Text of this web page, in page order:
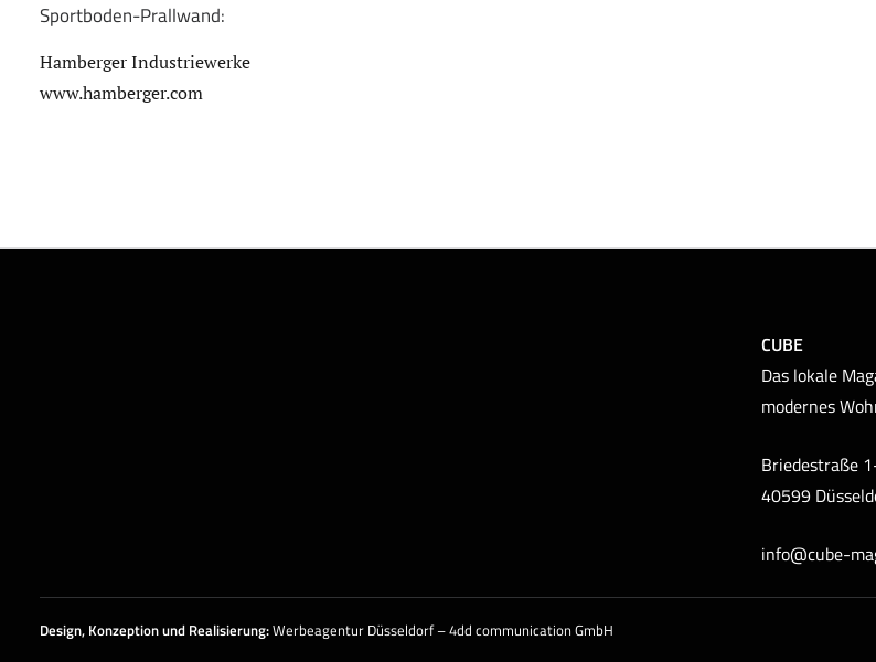
Sportboden-Prallwand:
Hamberger Industriewerke
www.hamberger.com
CUBE
Das lokale
modernes
Briedestraße
40599
info@cube-
Design, Konzeption und Realisierung:Werbeagentur Düsseldorf – 4dd communication GmbH